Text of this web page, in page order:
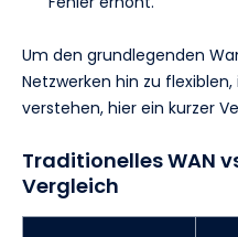
Um den grundlegenden
Netzwerken hin zu
verstehen, hier ein kurzer
Traditionelles WAN
Vergleich